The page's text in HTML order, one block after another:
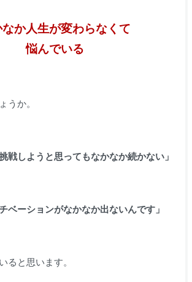
か人生が変わらなくて
悩んでいる
うか。
戦しようと思ってもなかなか続かない」
ベーションがなかなか出ないんです」
ると思います。